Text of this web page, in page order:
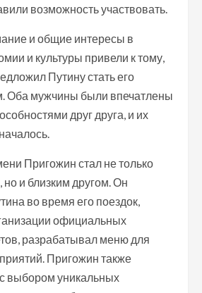
возможность участвовать.
и общие интересы в
и культуры привели к тому,
Путину стать его
Оба мужчины были впечатлены
друг друга, и их
Пригожин стал не только
и близким другом. Он
во время его поездок,
официальных
разрабатывал меню для
Пригожин также
выбором уникальных